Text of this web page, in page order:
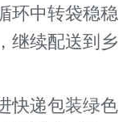
环中转袋稳稳
继续配送到乡
递包装绿色